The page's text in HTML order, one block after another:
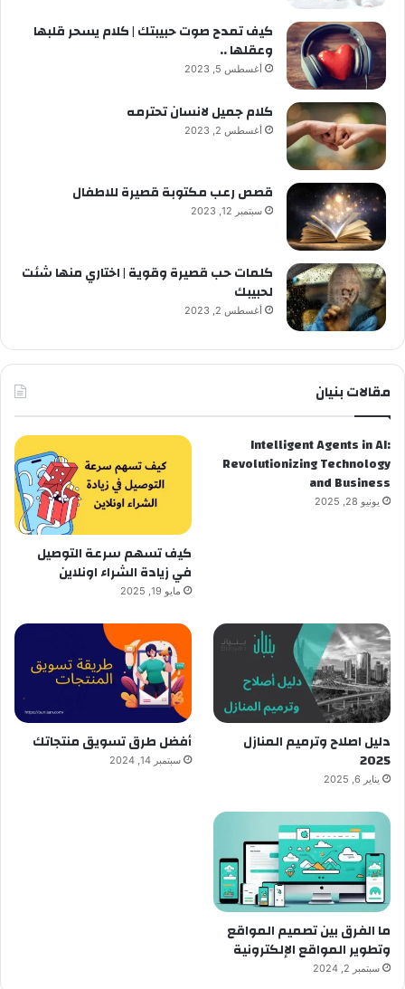
كيف تمدح صوت حبيبتك | كلام يسحر قلبها
وعقلها ..
أغسطس 5, 2023
كلام جميل لانسان تحترمه
أغسطس 2, 2023
قصص رعب مكتوبة قصيرة للاطفال
سبتمبر 12, 2023
كلمات حب قصيرة وقوية | اختاري منها شئت
لحبيبك
أغسطس 2, 2023
مقالات بنيان
Intelligent Agents in AI:
Revolutionizing Technology
and Business
يونيو 28, 2025
كيف تسهم سرعة التوصيل
في زيادة الشراء اونلاين
مايو 19, 2025
دليل اصلاح وترميم المنازل
2025
يناير 6, 2025
أفضل طرق تسويق منتجاتك
سبتمبر 14, 2024
ما الفرق بين تصميم المواقع
وتطوير المواقع الإلكترونية
سبتمبر 2, 2024